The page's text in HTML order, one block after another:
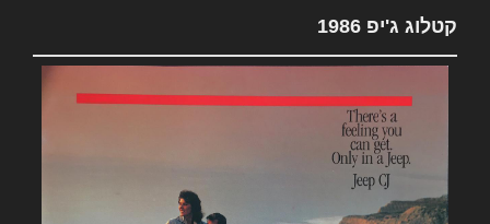
קטלוג ג'יפ 1986